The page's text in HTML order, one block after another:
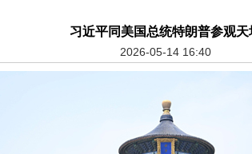
习近平同美国总统特朗普参观天
2026-05-14 16:40